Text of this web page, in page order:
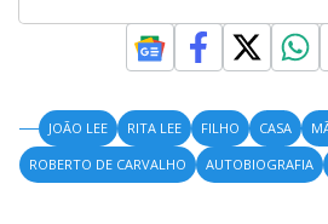
JOÃO LEE RITA LEE FILHO CASA
ROBERTO DE CARVALHO
AUTOBIOGRAFIA